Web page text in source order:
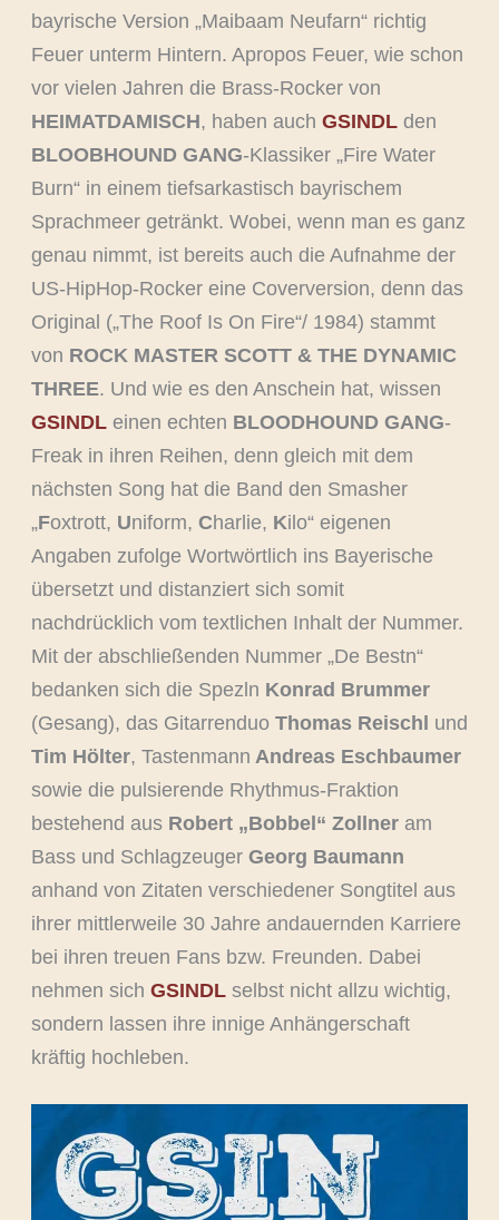
bayrische Version „Maibaam Neufarn“ richtig
Feuer unterm Hintern. Apropos Feuer, wie schon
vor vielen Jahren die Brass-Rocker von
HEIMATDAMISCH, haben auch GSINDLden
BLOOBHOUND GANG-Klassiker „Fire Water
Burn“ in einem tiefsarkastisch bayrischem
Sprachmeer getränkt. Wobei, wenn man es ganz
genau nimmt, ist bereits auch die Aufnahme der
US-HipHop-Rocker eine Coverversion, denn das
Original („The Roof Is On Fire“/ 1984) stammt
von ROCK MASTER SCOTT & THE DYNAMIC
THREE. Und wie es den Anschein hat, wissen
GSINDLeinen echten BLOODHOUND GANG-
Freak in ihren Reihen, denn gleich mit dem
nächsten Song hat die Band den Smasher
„Foxtrott, Uniform, Charlie, Kilo“ eigenen
Angaben zufolge Wortwörtlich ins Bayerische
übersetzt und distanziert sich somit
nachdrücklich vom textlichen Inhalt der Nummer.
Mit der abschließenden Nummer „De Bestn“
bedanken sich die Spezln Konrad Brummer
(Gesang), das Gitarrenduo Thomas Reischl und
Tim Hölter, Tastenmann Andreas Eschbaumer
sowie die pulsierende Rhythmus-Fraktion
bestehend aus Robert „Bobbel“ Zollneram
Bass und Schlagzeuger Georg Baumann
anhand von Zitaten verschiedener Songtitel aus
ihrer mittlerweile 30 Jahre andauernden Karriere
bei ihren treuen Fans bzw. Freunden. Dabei
nehmen sich GSINDLselbst nicht allzu wichtig,
sondern lassen ihre innige Anhängerschaft
kräftig hochleben.